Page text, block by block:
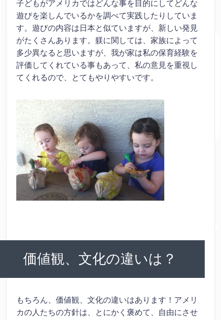
子どもがアメリカではどんな事を目的にしてどんな
遊びを楽しんでいるかを調べて実践したりしていま
す。遊びの内容は日本と似ていますが、新しい発見
がたくさんあります。躾に関しては、家族によって
多少異なると思いますが、我が家は私の保育経験を
評価してくれている事もあって、私の意見を重視し
てくれるので、とてもやりやすいです。
価値観、文化の違いは？
もちろん、価値観、文化の違いはあります！アメリ
カの人たちの方針は、とにかく褒めて、自由にさせ